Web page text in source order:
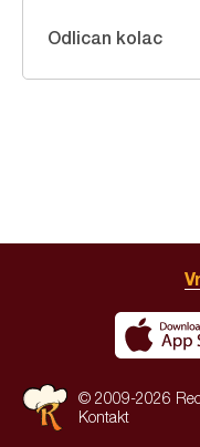
Odlican kolac
© 2009-2026
Kontakt